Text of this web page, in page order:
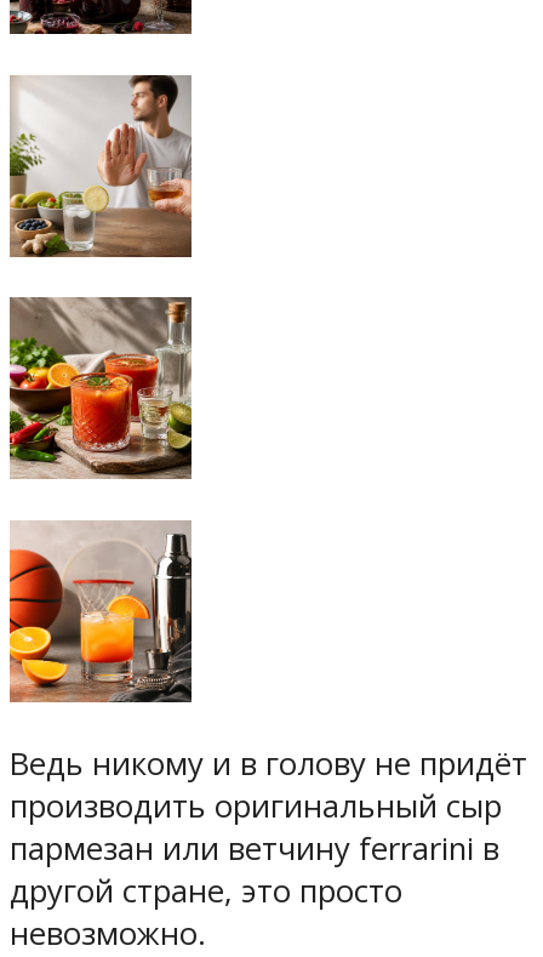
Ведь никому и в голову не придёт
производить оригинальный сыр
пармезан или ветчину ferrarini в
другой стране, это просто
невозможно.